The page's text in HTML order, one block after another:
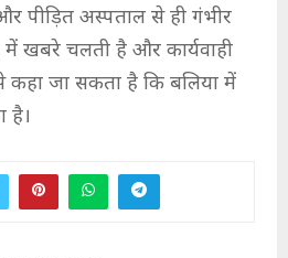
पीड़ित अस्पताल से ही गंभीर
में खबरे चलती है और कार्यवाही
कहा जा सकता है कि बलिया में
है।